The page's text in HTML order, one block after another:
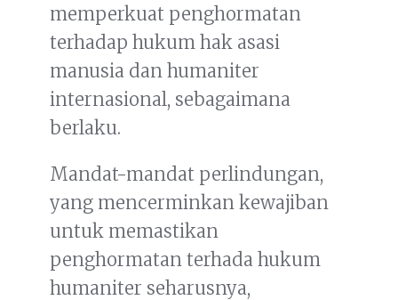
memperkuat penghormatan
terhadap hukum hak asasi
manusia dan humaniter
internasional, sebagaimana
berlaku.
Mandat-mandat perlindungan,
yang mencerminkan kewajiban
untuk memastikan
penghormatan terhada hukum
humaniter seharusnya,